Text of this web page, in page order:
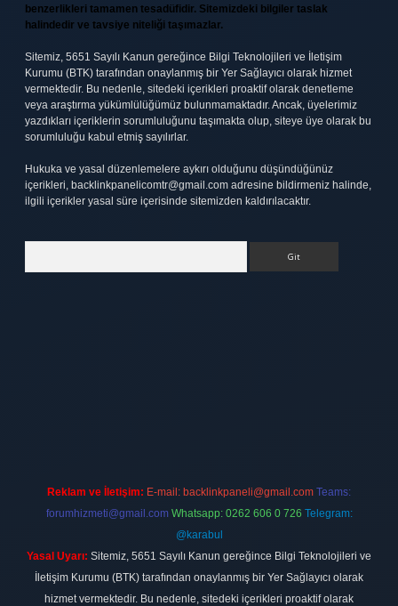
benzerlikleri tamamen tesadüfidir. Sitemizdeki bilgiler taslak
halindedir ve tavsiye niteliği taşımazlar.
Sitemiz, 5651 Sayılı Kanun gereğince Bilgi Teknolojileri ve İletişim
Kurumu (BTK) tarafından onaylanmış bir Yer Sağlayıcı olarak hizmet
vermektedir. Bu nedenle, sitedeki içerikleri proaktif olarak denetleme
veya araştırma yükümlülüğümüz bulunmamaktadır. Ancak, üyelerimiz
yazdıkları içeriklerin sorumluluğunu taşımakta olup, siteye üye olarak bu
sorumluluğu kabul etmiş sayılırlar.
Hukuka ve yasal düzenlemelere aykırı olduğunu düşündüğünüz
içerikleri, backlinkpanelicomtr@gmail.com adresine bildirmeniz halinde,
ilgili içerikler yasal süre içerisinde sitemizden kaldırılacaktır.
Reklam ve İletişim: E-mail: backlinkpaneli@gmail.com Teams:
forumhizmeti@gmail.com Whatsapp: 0262 606 0 726 Telegram:
@karabul
Yasal Uyarı: Sitemiz, 5651 Sayılı Kanun gereğince Bilgi Teknolojileri ve
İletişim Kurumu (BTK) tarafından onaylanmış bir Yer Sağlayıcı olarak
hizmet vermektedir. Bu nedenle, sitedeki içerikleri proaktif olarak